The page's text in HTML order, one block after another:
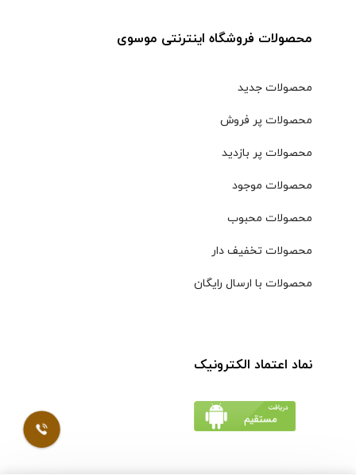
محصولات فروشگاه اینترنتی موسوی
محصولات جدید
محصولات پر فروش
محصولات پر بازدید
محصولات موجود
محصولات محبوب
محصولات تخفیف دار
محصولات با ارسال رایگان
نماد اعتماد الکترونیک